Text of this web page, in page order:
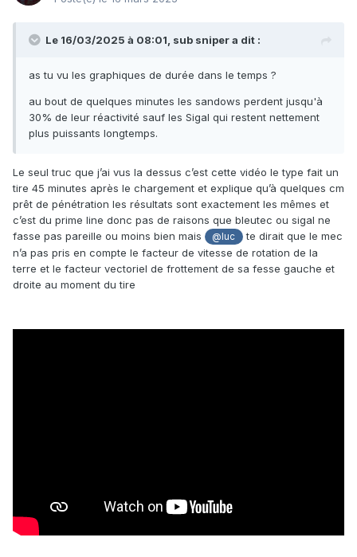
Le 16/03/2025 à 08:01, sub snipera dit :
as tu vu les graphiques de durée dans le temps ?
au bout de quelques minutes les sandows perdent jusqu'à
30% de leur réactivité sauf les Sigal qui restent nettement
plus puissants longtemps.
Le seul truc que j’ai vus la dessus c’est cette vidéo le type fait un
tire 45 minutes après le chargement et explique qu’à quelques cm
prêt de pénétration les résultats sont exactement les mêmes et
c’est du prime line donc pas de raisons que bleutec ou sigal ne
fasse pas pareille ou moins bien mais
@luc
te dirait que le mec
n’a pas pris en compte le facteur de vitesse de rotation de la
terre et le facteur vectoriel de frottement de sa fesse gauche et
droite au moment du tire